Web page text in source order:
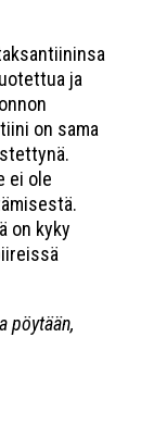
ja
on sama
ei ole
on kyky
pöytään,